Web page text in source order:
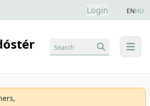
Login ENHU
menu
Search